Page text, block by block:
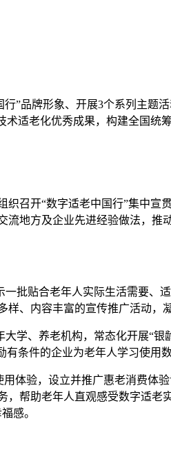
品牌形象、开展3个系列主题
适老化优秀成果，构建全国统
开“数字适老中国行”集中宣
地方及企业先进经验做法，
贴合老年人实际生活需要、
、内容丰富的宣传推广活动，
、养老机构，常态化开展“银
条件的企业为老年人学习使
验，设立并推广惠老消费体
帮助老年人直观感受数字适
感。